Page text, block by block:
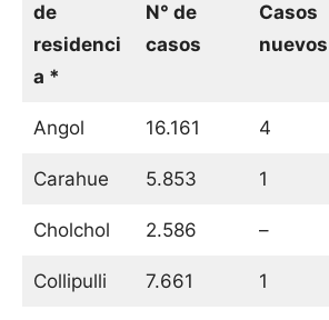
de
residenci
a *
N° de
casos
Casos
nuevos
Angol 16.161 4
Carahue 5.853 1
Cholchol 2.586 –
Collipulli 7.661 1